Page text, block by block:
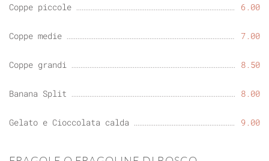
Coppe piccole 6.00
Coppe medie 7.00
Coppe grandi 8.50
Banana Split 8.00
Gelato e Cioccolata calda 9.00